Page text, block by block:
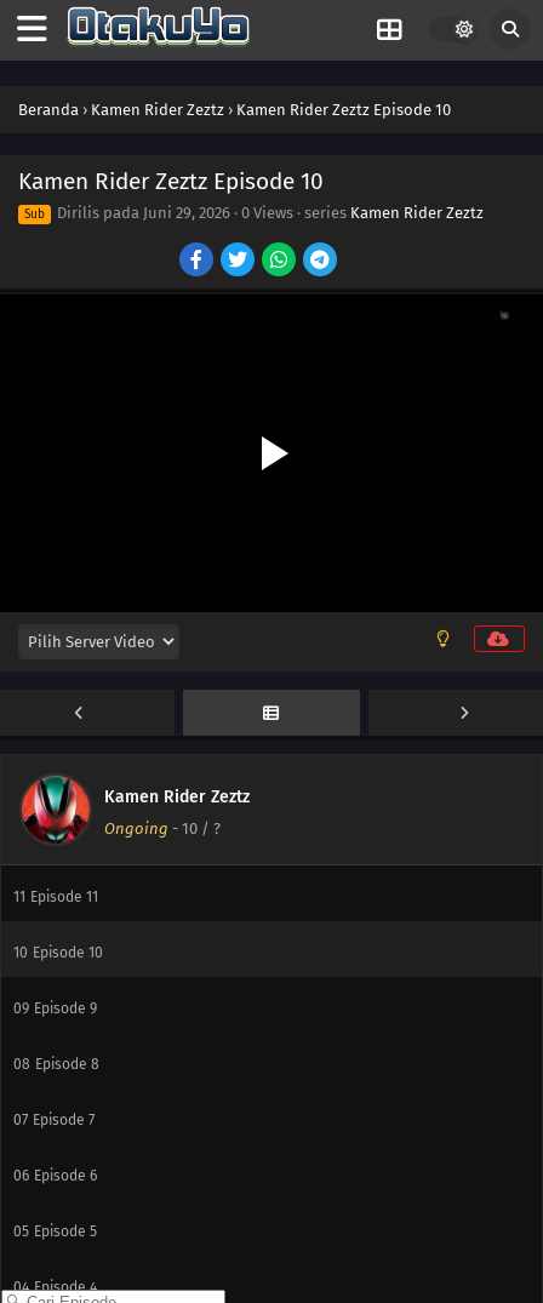
Beranda › Kamen Rider Zeztz › Kamen Rider Zeztz Episode 10
Kamen Rider Zeztz Episode 10
Sub Dirilis pada Juni 29, 2026 · 0 Views · series Kamen Rider Zeztz
Kamen Rider Zeztz
Ongoing - 10 / ?
Episode 27
26 Episode 26
25 Episode 25
24 Episode 24
23 Episode 23
16 Episode 16
Episode 13
Episode 12
11 Episode 11
10 Episode 10
09 Episode 9
08 Episode 8
07 Episode 7
06 Episode 6
05 Episode 5
04 Episode 4